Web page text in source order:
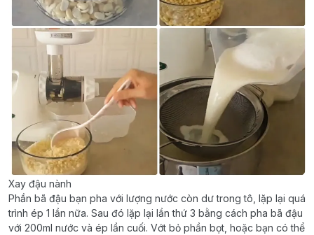
Xay đậu nành
Phần bã đậu bạn pha với lượng nước còn dư trong tô, lặp lại quá
trình ép 1 lần nữa. Sau đó lặp lại lần thứ 3 bằng cách pha bã đậu
với 200ml nước và ép lần cuối. Vớt bỏ phần bọt, hoặc bạn có thể